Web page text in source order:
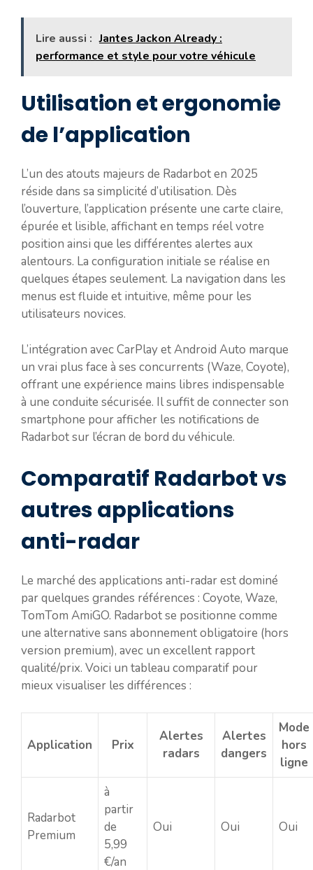
Lire aussi : Jantes Jackon Already :
performance et style pour votre véhicule
Utilisation et ergonomie
de l’application
L’un des atouts majeurs de Radarbot en 2025
réside dans sa simplicité d’utilisation. Dès
l’ouverture, l’application présente une carte claire,
épurée et lisible, affichant en temps réel votre
position ainsi que les différentes alertes aux
alentours. La configuration initiale se réalise en
quelques étapes seulement. La navigation dans les
menus est fluide et intuitive, même pour les
utilisateurs novices.
L’intégration avec CarPlay et Android Auto marque
un vrai plus face à ses concurrents (Waze, Coyote),
offrant une expérience mains libres indispensable
à une conduite sécurisée. Il suffit de connecter son
smartphone pour afficher les notifications de
Radarbot sur l’écran de bord du véhicule.
Comparatif Radarbot vs
autres applications
anti-radar
Le marché des applications anti-radar est dominé
par quelques grandes références : Coyote, Waze,
TomTom AmiGO. Radarbot se positionne comme
une alternative sans abonnement obligatoire (hors
version premium), avec un excellent rapport
qualité/prix. Voici un tableau comparatif pour
mieux visualiser les différences :
Application Prix
Alertes
radars
Alertes
dangers
Mode
hors
ligne
Radarbot
Premium
à
partir
de
5,99
€/an
Oui Oui Oui